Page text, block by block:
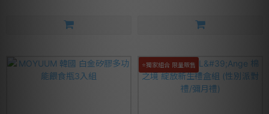
⭐獨家組合 限量販售